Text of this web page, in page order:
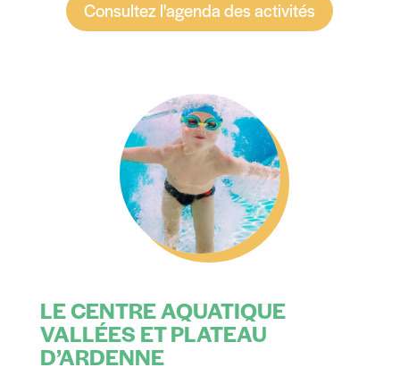
Consultez l'agenda des activités
LE CENTRE AQUATIQUE
VALLÉES ET PLATEAU
D’ARDENNE